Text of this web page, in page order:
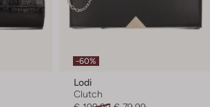
-60%
Lodi
Clutch